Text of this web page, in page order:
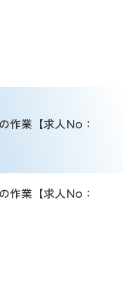
作業【求人No：
作業【求人No：